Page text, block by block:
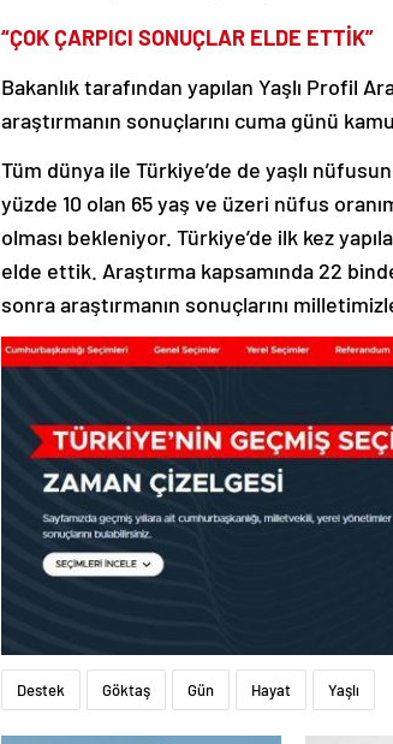
“ÇOK ÇARPICI SONUÇLAR ELDE ETTİK”
Bakanlık tarafından yapılan Yaşlı Profil
araştırmanın sonuçlarını cuma günü
Tüm dünya ile Türkiye’de de yaşlı
yüzde 10 olan 65 yaş ve üzeri nüfus
olması bekleniyor. Türkiye’de ilk kez
elde ettik. Araştırma kapsamında 22
sonra araştırmanın sonuçlarını
Destek Göktaş Gün Hayat Yaşlı